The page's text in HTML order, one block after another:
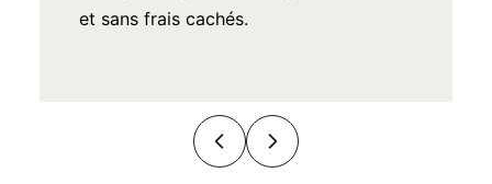
et sans frais cachés.